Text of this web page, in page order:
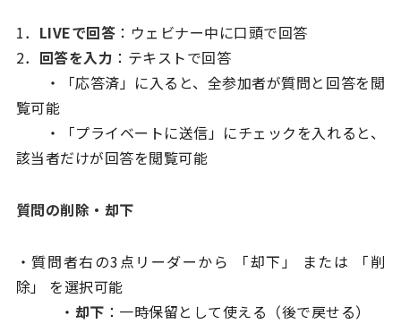
1． LIVEで回答 ：ウェビナー中に口頭で回答
2． 回答を入力 ：テキストで回答
・「応答済」に入ると、全参加者が質問と回答を閲
覧可能
・「プライベートに送信」にチェックを入れると、
該当者だけが回答を閲覧可能
質問の削除・却下
・質問者右の3点リーダーから 「却下」 または 「削
除」 を選択可能
・ 却下 ：一時保留として使える（後で戻せる）